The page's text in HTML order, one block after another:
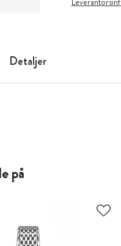
Detaljer
på